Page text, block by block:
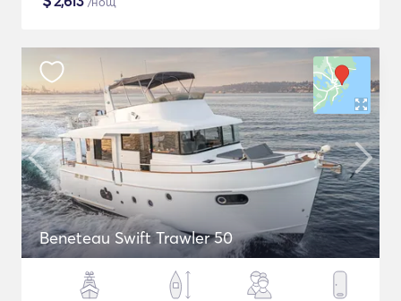
Beneteau Swift Trawler 50